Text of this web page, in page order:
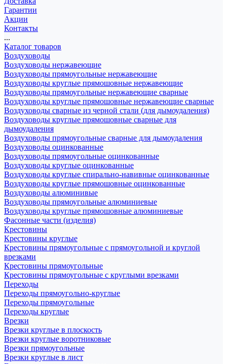
Гарантии
Акции
Контакты
...
Каталог товаров
Воздуховоды
Воздуховоды нержавеющие
Воздуховоды прямоугольные нержавеющие
Воздуховоды круглые прямошовные нержавеющие
Воздуховоды прямоугольные нержавеющие сварные
Воздуховоды круглые прямошовные нержавеющие сварные
Воздуховоды сварные из черной стали (для дымоудаления)
Воздуховоды круглые прямошовные сварные для
дымоудаления
Воздуховоды прямоугольные сварные для дымоудаления
Воздуховоды оцинкованные
Воздуховоды прямоугольные оцинкованные
Воздуховоды круглые оцинкованные
Воздуховоды круглые спирально-навивные оцинкованные
Воздуховоды круглые прямошовные оцинкованные
Воздуховоды алюминивые
Воздуховоды прямоугольные алюминиевые
Воздуховоды круглые прямошовные алюминиевые
Фасонные части (изделия)
Крестовины
Крестовины круглые
Крестовины прямоугольные с прямоугольной и круглой
врезками
Крестовины прямоугольные
Крестовины прямоугольные с круглыми врезками
Переходы
Переходы прямоугольно-круглые
Переходы прямоугольные
Переходы круглые
Врезки
Врезки круглые в плоскость
Врезки круглые воротниковые
Врезки прямоугольные
Врезки круглые в лист